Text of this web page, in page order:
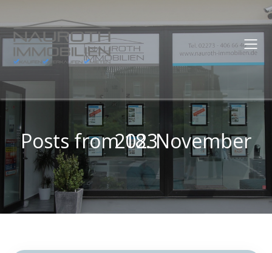
Posts from 18. November 2023